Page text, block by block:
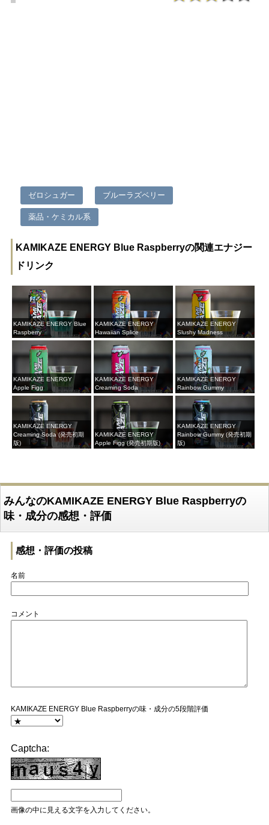
ゼロシュガー ブルーラズベリー
薬品・ケミカル系
KAMIKAZE ENERGY Blue Raspberryの関連エナジー
ドリンク
KAMIKAZE ENERGY Blue
Raspberry
KAMIKAZE ENERGY
Hawaiian Splice
KAMIKAZE ENERGY
Slushy Madness
KAMIKAZE ENERGY
Apple Figg
KAMIKAZE ENERGY
Creaming Soda
KAMIKAZE ENERGY
Rainbow Gummy
KAMIKAZE ENERGY
Creaming Soda (発売初期
版)
KAMIKAZE ENERGY
Apple Figg (発売初期版)
KAMIKAZE ENERGY
Rainbow Gummy (発売初期
版)
みんなのKAMIKAZE ENERGY Blue Raspberryの
味・成分の感想・評価
感想・評価の投稿
名前
コメント
KAMIKAZE ENERGY Blue Raspberryの味・成分の5段階評価
Captcha:
画像の中に見える文字を入力してください。